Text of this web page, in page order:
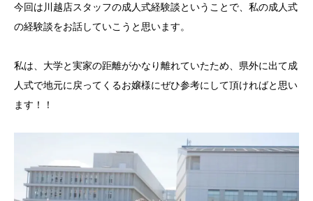
今回は川越店スタッフの成人式経験談ということで、私の成人式
の経験談をお話していこうと思います。
私は、大学と実家の距離がかなり離れていたため、県外に出て成
人式で地元に戻ってくるお嬢様にぜひ参考にして頂ければと思い
ます！！